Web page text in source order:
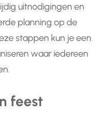
uitnodigingen en
planning op de
stappen kun je een
waar iedereen
feest